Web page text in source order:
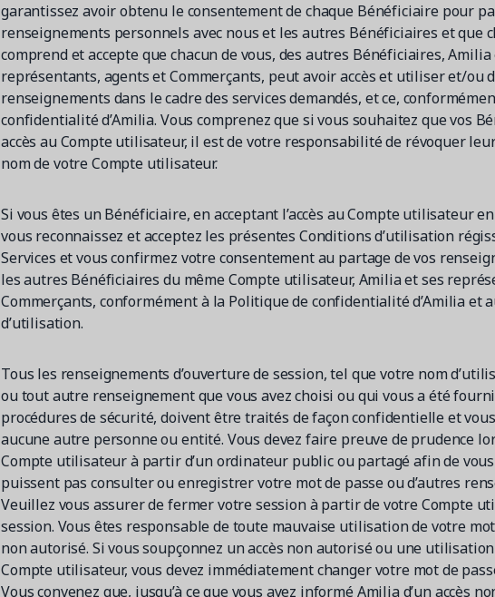
garantissez avoir obtenu le consentement de chaque Bénéficiaire pour
renseignements personnels avec nous et les autres Bénéficiaires et que
comprend et accepte que chacun de vous, des autres Bénéficiaires, Amilia
représentants, agents et Commerçants, peut avoir accès et utiliser et/ou
renseignements dans le cadre des services demandés, et ce,
confidentialité d’Amilia. Vous comprenez que si vous souhaitez que vos
accès au Compte utilisateur, il est de votre responsabilité de révoquer
nom de votre Compte utilisateur.
Si vous êtes un Bénéficiaire, en acceptant l’accès au Compte utilisateur
vous reconnaissez et acceptez les présentes Conditions d’utilisation
Services et vous confirmez votre consentement au partage de vos
les autres Bénéficiaires du même Compte utilisateur, Amilia et ses
Commerçants, conformément à la Politique de confidentialité d’Amilia et
d’utilisation.
Tous les renseignements d’ouverture de session, tel que votre nom
ou tout autre renseignement que vous avez choisi ou qui vous a été
procédures de sécurité, doivent être traités de façon confidentielle et
aucune autre personne ou entité. Vous devez faire preuve de prudence
Compte utilisateur à partir d’un ordinateur public ou partagé afin de vous
puissent pas consulter ou enregistrer votre mot de passe ou d’autres
Veuillez vous assurer de fermer votre session à partir de votre Compte
session. Vous êtes responsable de toute mauvaise utilisation de votre
non autorisé. Si vous soupçonnez un accès non autorisé ou une
Compte utilisateur, vous devez immédiatement changer votre mot de
Vous convenez que, jusqu’à ce que vous ayez informé Amilia d’un accès